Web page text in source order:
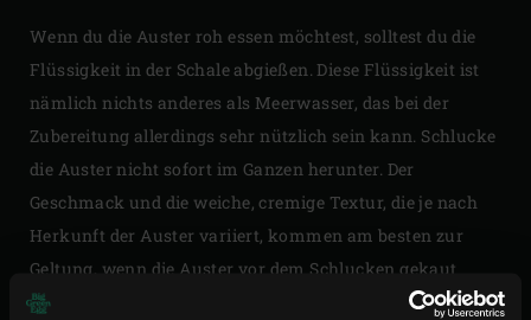
Wenn du die Auster roh essen möchtest, solltest du die
Flüssigkeit in der Schale abgießen. Diese Flüssigkeit ist
nämlich nichts anderes als Meerwasser, das bei der
Zubereitung allerdings sehr nützlich sein kann. Schlucke
die Auster nicht sofort im Ganzen herunter. Der
Geschmack und die weiche, cremige Textur, die je nach
Herkunft der Auster variiert, kommen am besten zur
Geltung, wenn die Auster vor dem Schlucken gekaut
wird. Das gilt auch für Austern, die im Big Green Egg